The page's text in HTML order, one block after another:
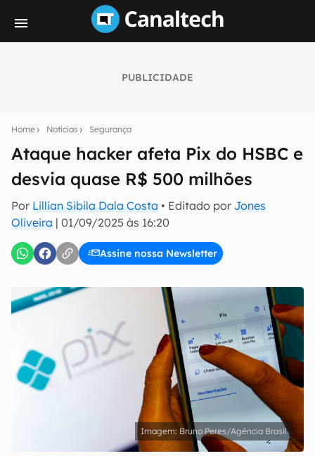
PUBLICIDADE
Home Notícias Segurança
Ataque hacker afeta Pix do HSBC e
desvia quase R$ 500 milhões
Por Lillian Sibila Dala Costa • Editado por Jones
Oliveira | 01/09/2025 às 16:20
Assine nossa Newsletter
notícias e reviews sobre tecnologia em primeira
E-mail
Uso e Política de Privacidade do Canaltech.
Bruno Peres/Agência Brasil